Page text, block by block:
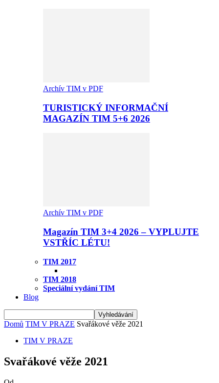
Archív TIM v PDF
TURISTICKÝ INFORMAČNÍ
MAGAZÍN TIM 5+6 2026
Archív TIM v PDF
Magazín TIM 3+4 2026 – VYPLUJTE
VSTŘÍC LÉTU!
TIM 2017
TIM 2018
Speciální vydání TIM
Blog
Domů TIM V PRAZE Svařákové věže 2021
TIM V PRAZE
Svařákové věže 2021